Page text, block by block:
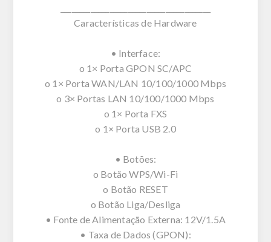
Características de Hardware
• Interface:
o 1× Porta GPON SC/APC
o 1× Porta WAN/LAN 10/100/1000 Mbps
o 3× Portas LAN 10/100/1000 Mbps
o 1× Porta FXS
o 1× Porta USB 2.0
• Botões:
o Botão WPS/Wi-Fi
o Botão RESET
o Botão Liga/Desliga
• Fonte de Alimentação Externa: 12V/1.5A
• Taxa de Dados (GPON):